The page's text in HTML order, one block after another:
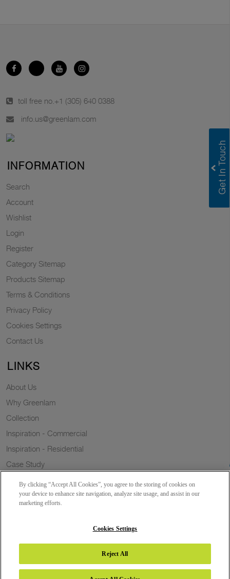
toll free no. +1 (305) 640 0388
info.us@greenlam.com
INFORMATION
Search
Account
Wishlist
Login
Register
Category Sitemap
Products Sitemap
Terms & Conditions
Privacy Policy
Cookies Settings
Contact Us
LINKS
About Us
Why Greenlam
Collection
Inspiration - Commercial
Inspiration - Residential
Case Study
Resources
Copyright 2026 © Greenlam Industries Limited. All rights reserved.
By clicking “Accept All Cookies”, you agree to the storing of cookies on
your device to enhance site navigation, analyze site usage, and assist in our
marketing efforts.
Cookies Settings
Reject All